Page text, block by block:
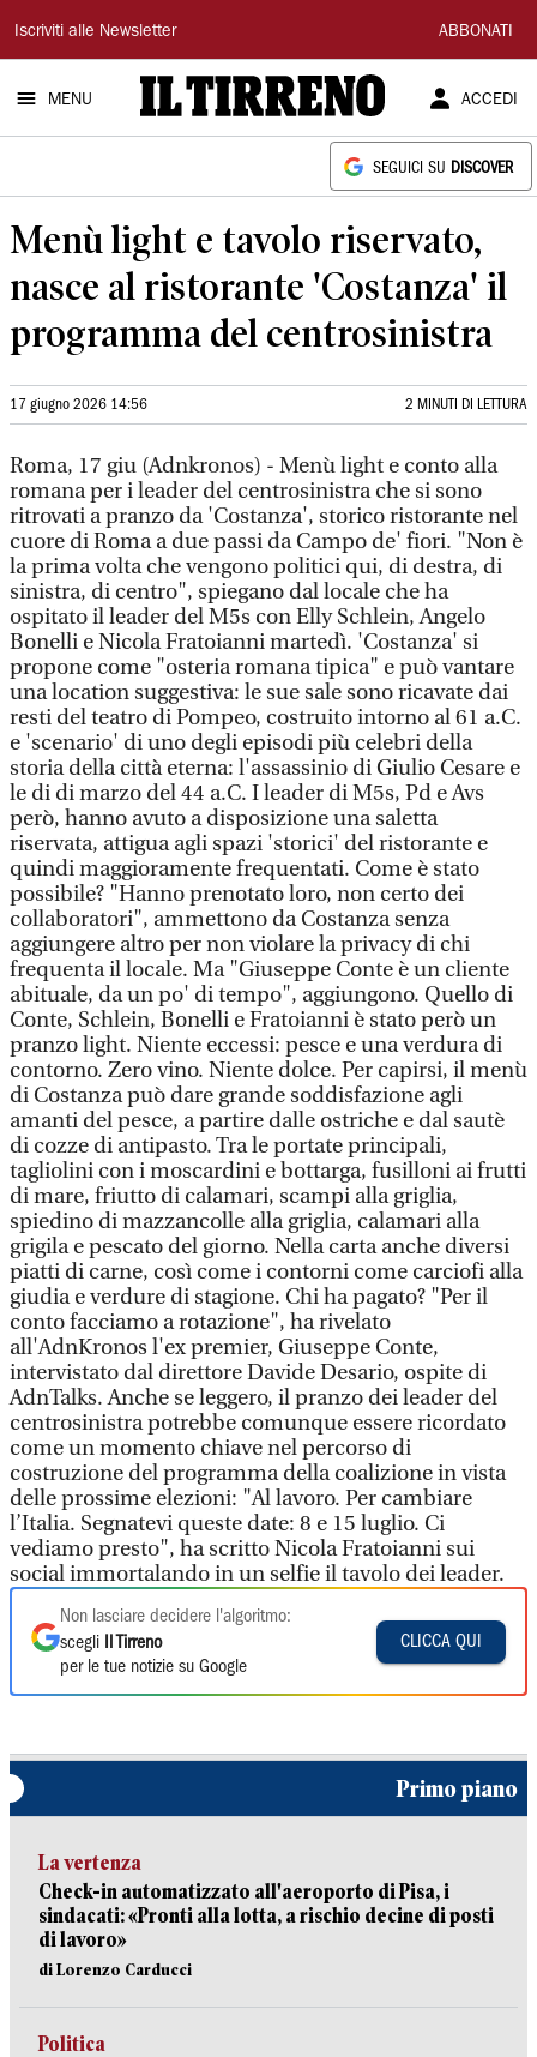
Il
Tirreno
Iscriviti alle Newsletter ABBONATI
MENU ACCEDI
SEGUICI SU DISCOVER
Menù light e tavolo riservato,
nasce al ristorante 'Costanza' il
programma del centrosinistra
17 giugno 2026 14:56 2 MINUTI DI LETTURA
Roma, 17 giu (Adnkronos) - Menù light e conto alla
romana per i leader del centrosinistra che si sono
ritrovati a pranzo da 'Costanza', storico ristorante nel
cuore di Roma a due passi da Campo de' fiori. "Non è
la prima volta che vengono politici qui, di destra, di
sinistra, di centro", spiegano dal locale che ha
ospitato il leader del M5s con Elly Schlein, Angelo
Bonelli e Nicola Fratoianni martedì. 'Costanza' si
propone come "osteria romana tipica" e può vantare
una location suggestiva: le sue sale sono ricavate dai
resti del teatro di Pompeo, costruito intorno al 61 a.C.
e 'scenario' di uno degli episodi più celebri della
storia della città eterna: l'assassinio di Giulio Cesare e
le di di marzo del 44 a.C. I leader di M5s, Pd e Avs
però, hanno avuto a disposizione una saletta
riservata, attigua agli spazi 'storici' del ristorante e
quindi maggioramente frequentati. Come è stato
possibile? "Hanno prenotato loro, non certo dei
collaboratori", ammettono da Costanza senza
aggiungere altro per non violare la privacy di chi
frequenta il locale. Ma "Giuseppe Conte è un cliente
abituale, da un po' di tempo", aggiungono. Quello di
Conte, Schlein, Bonelli e Fratoianni è stato però un
pranzo light. Niente eccessi: pesce e una verdura di
contorno. Zero vino. Niente dolce. Per capirsi, il menù
di Costanza può dare grande soddisfazione agli
amanti del pesce, a partire dalle ostriche e dal sautè
di cozze di antipasto. Tra le portate principali,
tagliolini con i moscardini e bottarga, fusilloni ai frutti
di mare, friutto di calamari, scampi alla griglia,
spiedino di mazzancolle alla griglia, calamari alla
grigila e pescato del giorno. Nella carta anche diversi
piatti di carne, così come i contorni come carciofi alla
giudia e verdure di stagione. Chi ha pagato? "Per il
conto facciamo a rotazione", ha rivelato
all'AdnKronos l'ex premier, Giuseppe Conte,
intervistato dal direttore Davide Desario, ospite di
AdnTalks. Anche se leggero, il pranzo dei leader del
centrosinistra potrebbe comunque essere ricordato
come un momento chiave nel percorso di
costruzione del programma della coalizione in vista
delle prossime elezioni: "Al lavoro. Per cambiare
l’Italia. Segnatevi queste date: 8 e 15 luglio. Ci
vediamo presto", ha scritto Nicola Fratoianni sui
social immortalando in un selfie il tavolo dei leader.
Non lasciare decidere l'algoritmo:
scegli
Il Tirreno
per le tue notizie su Google
CLICCA QUI
Primo piano
La vertenza
Check-in automatizzato all'aeroporto di Pisa, i
sindacati: «Pronti alla lotta, a rischio decine di posti
di lavoro»
di Lorenzo Carducci
Politica